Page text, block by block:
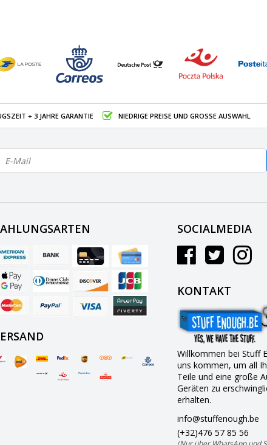
+ 3 JAHRE GARANTIE NIEDRIGE PREISE UND GROSSE AUSWAHL
SOCIALMEDIA
KONTAKT
Willkommen bei Stuff
uns kommen, um all
Teile und eine große
Geräten zu
erhalten.
info@stuffenough.be
(+32)476 57 85 56